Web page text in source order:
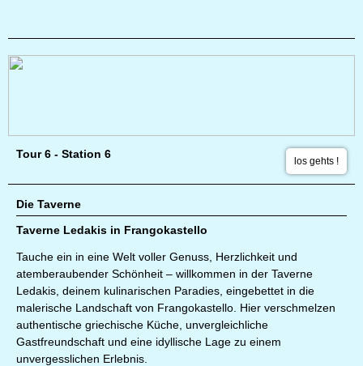
Tour 6 - Station 6
los gehts !
Die Taverne
Taverne Ledakis in Frangokastello
Tauche ein in eine Welt voller Genuss, Herzlichkeit und
atemberaubender Schönheit – willkommen in der Taverne
Ledakis, deinem kulinarischen Paradies, eingebettet in die
malerische Landschaft von Frangokastello. Hier verschmelzen
authentische griechische Küche, unvergleichliche
Gastfreundschaft und eine idyllische Lage zu einem
unvergesslichen Erlebnis.